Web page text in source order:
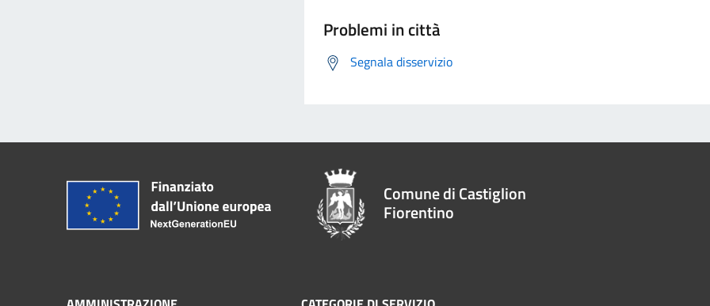
Problemi in città
Segnala disservizio
Comune di Castiglion
Fiorentino